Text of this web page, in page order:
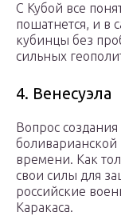
С Кубой все
пошатнется, и в
кубинцы без
сильных
4. Венесуэла
Вопрос
боливарианской
времени. Как
свои силы для
российские
Каракаса.